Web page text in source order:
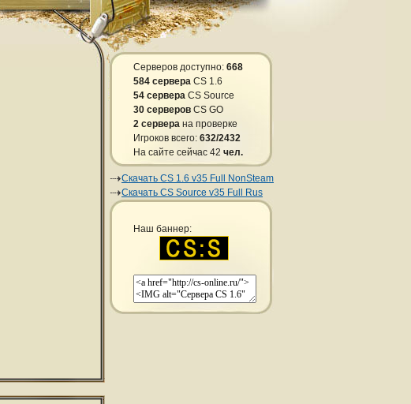
Серверов доступно: 668
584 сервера CS 1.6
54 сервера CS Source
30 серверов CS GO
2 сервера на проверке
Игроков всего: 632/2432
На сайте сейчас 42 чел.
Скачать CS 1.6 v35 Full NonSteam
Скачать CS Source v35 Full Rus
Наш баннер: